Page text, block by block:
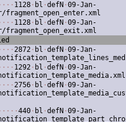
· · · · 1128 · bl ·defN ·09-Jan-
fragment_open_enter.xml
· · · · 1128 · bl ·defN ·09-Jan-
fragment_open_exit.xml
· · · ·2872 · bl ·defN ·09-Jan-
· · · · 1292 · bl ·defN ·09-Jan-
· · · ·2756 · bl ·defN ·09-Jan-
· · · · ·440 · bl ·defN ·09-Jan-